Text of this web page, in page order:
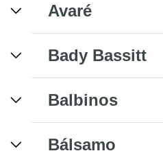
Avaré
Bady Bassitt
Balbinos
Bálsamo